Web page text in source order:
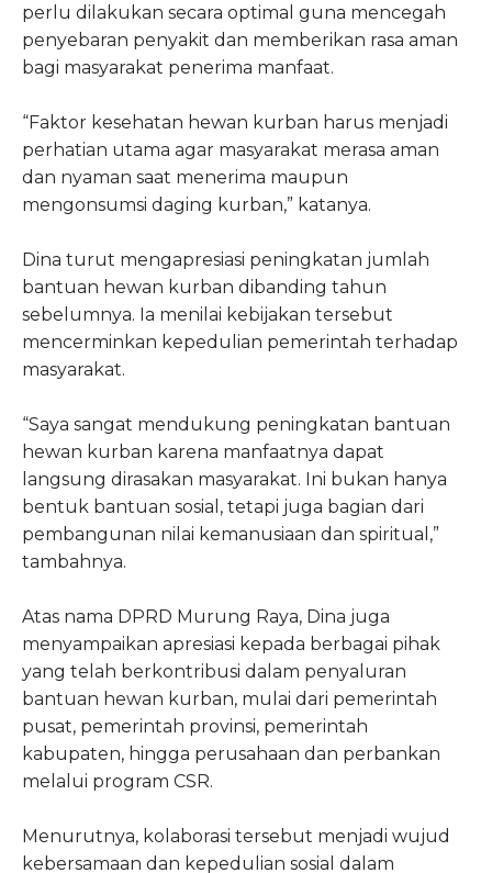
perlu dilakukan secara optimal guna mencegah
penyebaran penyakit dan memberikan rasa aman
bagi masyarakat penerima manfaat.
“Faktor kesehatan hewan kurban harus menjadi
perhatian utama agar masyarakat merasa aman
dan nyaman saat menerima maupun
mengonsumsi daging kurban,” katanya.
Dina turut mengapresiasi peningkatan jumlah
bantuan hewan kurban dibanding tahun
sebelumnya. Ia menilai kebijakan tersebut
mencerminkan kepedulian pemerintah terhadap
masyarakat.
“Saya sangat mendukung peningkatan bantuan
hewan kurban karena manfaatnya dapat
langsung dirasakan masyarakat. Ini bukan hanya
bentuk bantuan sosial, tetapi juga bagian dari
pembangunan nilai kemanusiaan dan spiritual,”
tambahnya.
Atas nama DPRD Murung Raya, Dina juga
menyampaikan apresiasi kepada berbagai pihak
yang telah berkontribusi dalam penyaluran
bantuan hewan kurban, mulai dari pemerintah
pusat, pemerintah provinsi, pemerintah
kabupaten, hingga perusahaan dan perbankan
melalui program CSR.
Menurutnya, kolaborasi tersebut menjadi wujud
kebersamaan dan kepedulian sosial dalam